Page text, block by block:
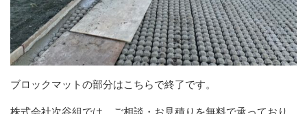
ブロックマットの部分はこちらで終了です。